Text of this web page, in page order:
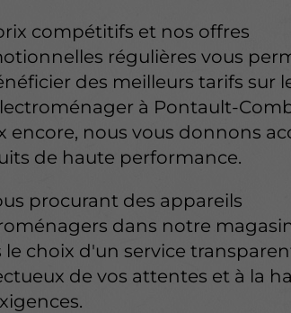
compétitifs et nos offres
régulières vous
des meilleurs tarifs sur
à Pontault-
encore, nous vous donnons
de haute performance.
procurant des appareils
dans notre
le choix d'un service
de vos attentes et à la